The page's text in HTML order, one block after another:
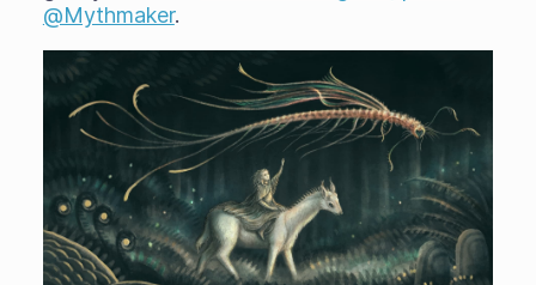
@Mythmaker.